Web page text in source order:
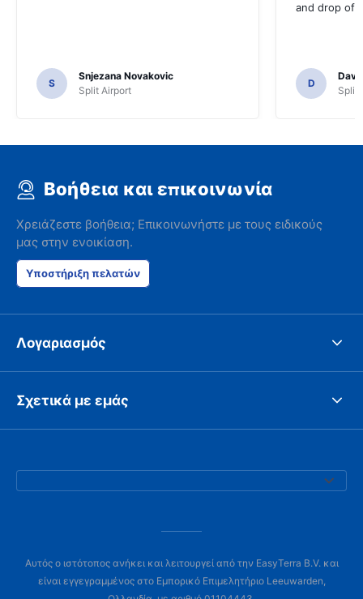
S
Snjezana Novakovic
Split Airport
and drop off.
D
Split
Βοήθεια και επικοινωνία
Χρειάζεστε βοήθεια; Επικοινωνήστε με τους ειδικούς
μας στην ενοικίαση.
Υποστήριξη πελατών
Λογαριασμός
Σχετικά με εμάς
Αυτός ο ιστότοπος ανήκει και λειτουργεί από την EasyTerra B.V. και
είναι εγγεγραμμένος στο Εμπορικό Επιμελητήριο Leeuwarden,